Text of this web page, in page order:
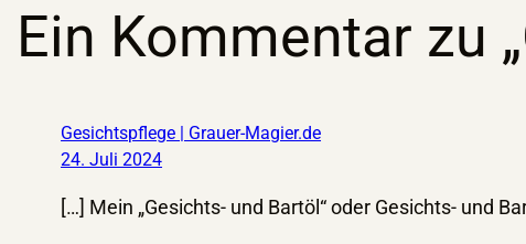
Ein Kommentar zu
Gesichtspflege | Grauer-Magier.de
24. Juli 2024
[…] Mein „Gesichts- und Bartöl“ oder Gesichts- und